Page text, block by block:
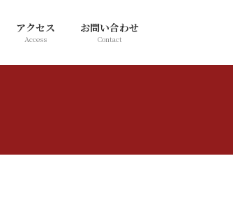
アクセス
Access
お問い合わせ
Contact